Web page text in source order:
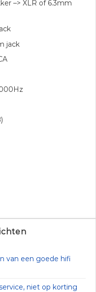
–> XLR of 6.3mm
jack
van een goede hifi
niet op korting